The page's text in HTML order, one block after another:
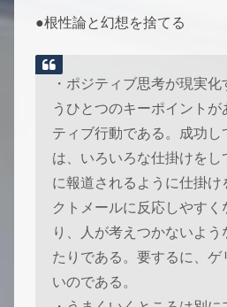
●根性論と幻想を捨てる
・ポジティブ思考が現実
うひとつのキーポイント
ティブ行動である。成功し
は、いろいろな仕掛けをし
に報道されるように仕掛け
クトメールに反応しやすく
り、人が考えつかないよう
たりである。要するに、ゲ
いのである。